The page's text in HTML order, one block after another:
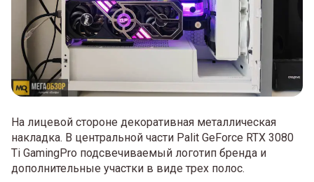
На лицевой стороне декоративная металлическая
накладка. В центральной части Palit GeForce RTX 3080
Ti GamingPro подсвечиваемый логотип бренда и
дополнительные участки в виде трех полос.